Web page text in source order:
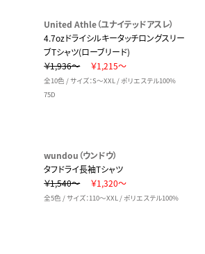
United Athle（ユナイテッドアスレ）
4.7ozドライシルキータッチロングスリー
ブTシャツ(ローブリード)
￥1,936～
￥1,215～
全10色 / サイズ：S～XXL / ポリエステル100%
75D
wundou（ウンドウ）
タフドライ長袖Tシャツ
￥1,540～
￥1,320～
全5色 / サイズ：110～XXL / ポリエステル100%